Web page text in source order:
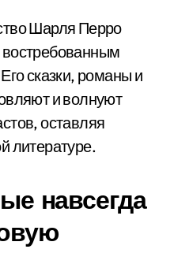
Шарля Перро
сказки, романы и
и волнуют
оставляя
литературе.
навсегда